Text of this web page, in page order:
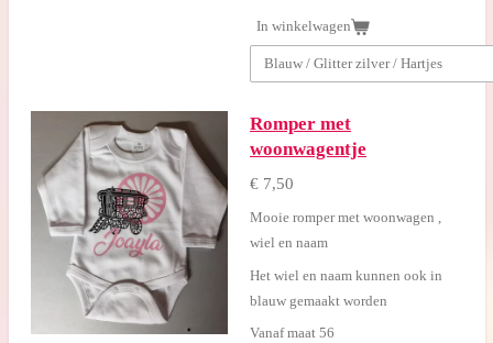
In winkelwagen
Romper met
woonwagentje
€ 7,50
Mooie romper met woonwagen ,
wiel en naam
Het wiel en naam kunnen ook in
blauw gemaakt worden
Vanaf maat 56